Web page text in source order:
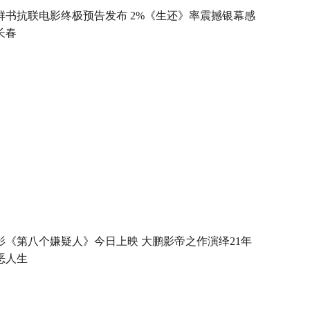
书抗联电影终极预告发布 2%《生还》率震撼银幕感
春
《第八个嫌疑人》今日上映 大鹏影帝之作演绎21年
人生